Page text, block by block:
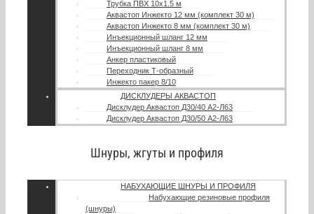
Трубка ПВХ 10х1.5 м
Аквастоп Инжекто 12 мм (комплект 30 м)
Аквастоп Инжекто 8 мм (комплект 30 м)
Инъекционный шланг 12 мм
Инъекционный шланг 8 мм
Анкер пластиковый
Переходник Т-образный
Инжекто пакер 8/10
ДИСКЛУДЕРЫ АКВАСТОП
Дисклудер Аквастоп Д30/40 А2-Л63
Дисклудер Аквастоп Д30/50 А2-Л63
Шнуры, жгуты и профиля
НАБУХАЮЩИЕ ШНУРЫ И ПРОФИЛЯ
Набухающие резиновые профиля
(шнуры)